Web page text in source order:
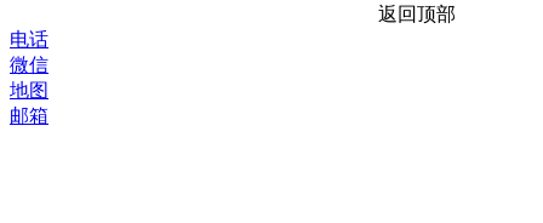
返回顶部
电话
微信
地图
邮箱